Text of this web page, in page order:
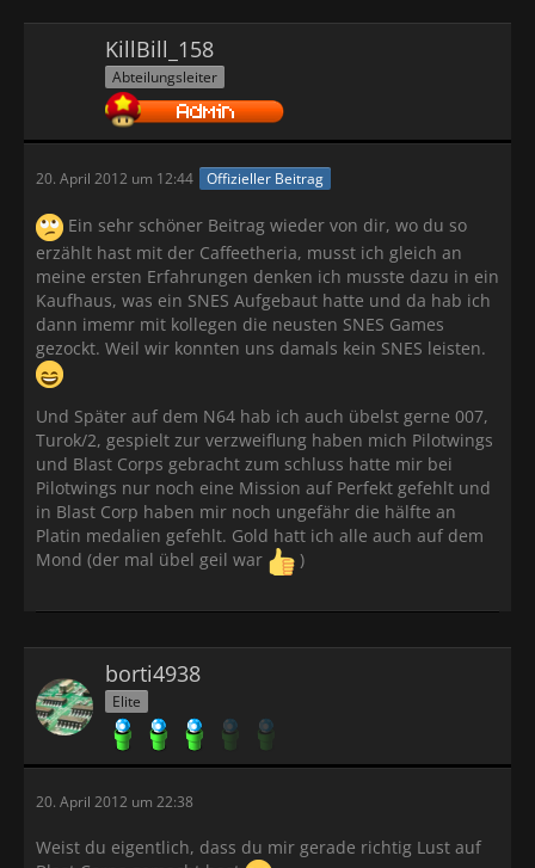
KillBill_158
Abteilungsleiter
20. April 2012 um 12:44 Offizieller Beitrag
Ein sehr schöner Beitrag wieder von dir, wo du so
erzählt hast mit der Caffeetheria, musst ich gleich an
meine ersten Erfahrungen denken ich musste dazu in ein
Kaufhaus, was ein SNES Aufgebaut hatte und da hab ich
dann imemr mit kollegen die neusten SNES Games
gezockt. Weil wir konnten uns damals kein SNES leisten.
Und Später auf dem N64 hab ich auch übelst gerne 007,
Turok/2, gespielt zur verzweiflung haben mich Pilotwings
und Blast Corps gebracht zum schluss hatte mir bei
Pilotwings nur noch eine Mission auf Perfekt gefehlt und
in Blast Corp haben mir noch ungefähr die hälfte an
Platin medalien gefehlt. Gold hatt ich alle auch auf dem
Mond (der mal übel geil war
)
borti4938
Elite
20. April 2012 um 22:38
Weist du eigentlich, dass du mir gerade richtig Lust auf